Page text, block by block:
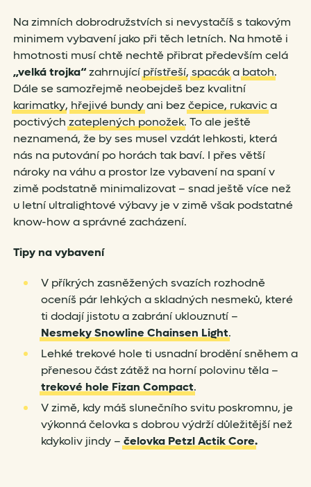
Na zimních dobrodružstvích si nevystačíš s takovým
minimem vybavení jako při těch letních. Na hmotě i
hmotnosti musí chtě nechtě přibrat především celá
„velká trojka“zahrnující přístřeší, spacáka batoh.
Dále se samozřejmě neobejdeš bez kvalitní
karimatky, hřejivé bundyani bezčepice, rukavica
poctivých zateplených ponožek. To ale ještě
neznamená, že by ses musel vzdát lehkosti, která
nás na putování po horách tak baví. I přes větší
nároky na váhu a prostor lze vybavení na spaní v
zimě podstatně minimalizovat – snad ještě více než
u letní ultralightové výbavy je v zimě však podstatné
know-how a správné zacházení.
Tipy na vybavení
V příkrých zasněžených svazích rozhodně
oceníš pár lehkých a skladných nesmeků, které
ti dodají jistotu a zabrání uklouznutí –
Nesmeky Snowline Chainsen Light.
Lehké trekové hole ti usnadní brodění sněhem a
přenesou část zátěž na horní polovinu těla –
trekové hole Fizan Compact.
V zimě, kdy máš slunečního svitu poskromnu, je
výkonná čelovka s dobrou výdrží důležitější než
kdykoliv jindy – čelovka Petzl Actik Core.